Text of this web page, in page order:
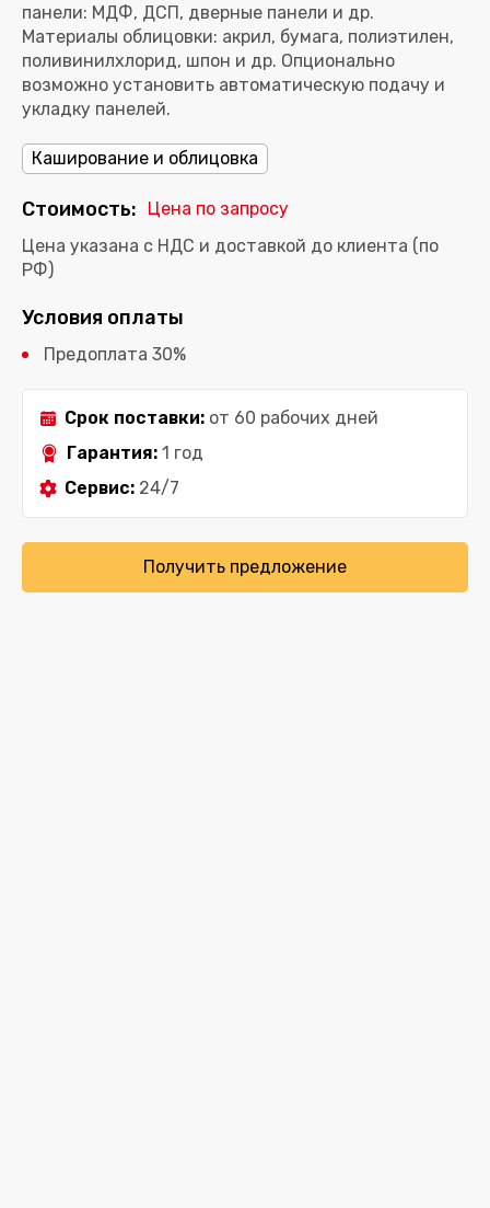
панели: МДФ, ДСП, дверные панели и др.
Материалы облицовки: акрил, бумага, полиэтилен,
поливинилхлорид, шпон и др. Опционально
возможно установить автоматическую подачу и
укладку панелей.
Каширование и облицовка
Стоимость:
Цена по запросу
Цена указана с НДС и доставкой до клиента (по
РФ)
Условия оплаты
Предоплата 30%
Срок поставки: от 60 рабочих дней
Гарантия: 1 год
Сервис: 24/7
Получить предложение